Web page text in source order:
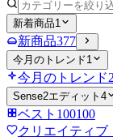
新着商品1
新商品377
今月のトレンド1
今月のトレンド
Sense2エディット 4
ベスト100100
クリエイティ